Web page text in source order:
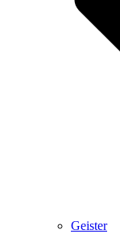
Geister